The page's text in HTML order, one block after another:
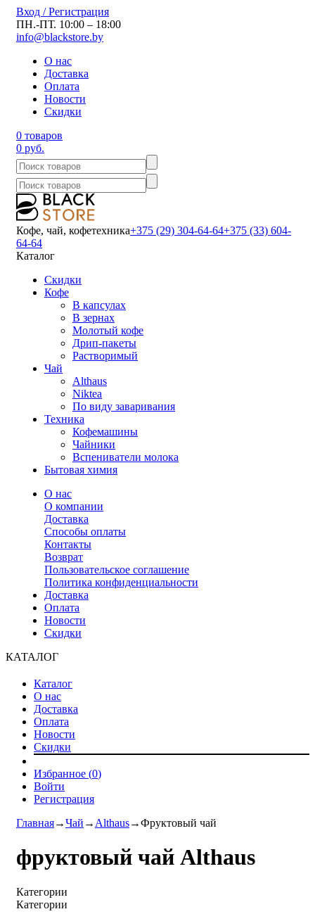
Вход / Регистрация
ПН.-ПТ. 10:00 – 18:00
info@blackstore.by
О нас
Доставка
Оплата
Новости
Скидки
0 товаров
0 руб.
Кофе, чай, кофетехника+375 (29) 304-64-64+375 (33) 604-
64-64
Каталог
Скидки
Кофе
В капсулах
В зернах
Молотый кофе
Дрип-пакеты
Растворимый
Чай
Althaus
Niktea
По виду заваривания
Техника
Кофемашины
Чайники
Вспениватели молока
Бытовая химия
О нас
О компании
Доставка
Способы оплаты
Контакты
Возврат
Пользовательское соглашение
Политика конфиденциальности
Доставка
Оплата
Новости
Скидки
КАТАЛОГ
Каталог
О нас
Доставка
Оплата
Новости
Скидки
Избранное (0)
Войти
Регистрация
Главная→Чай → Althaus→Фруктовый чай
фруктовый чай Althaus
Категории
Категории